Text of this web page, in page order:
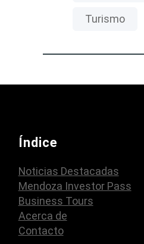
Turismo
Índice
Noticias Destacadas
Mendoza Investor Pass
Business Tours
Acerca de
Contacto